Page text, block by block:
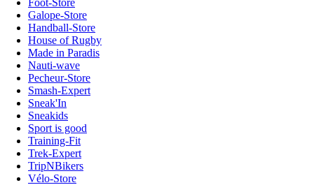
Galope-Store
Handball-Store
House of Rugby
Made in Paradis
Nauti-wave
Pecheur-Store
Smash-Expert
Sneak'In
Sneakids
Sport is good
Training-Fit
Trek-Expert
TripNBikers
Vélo-Store